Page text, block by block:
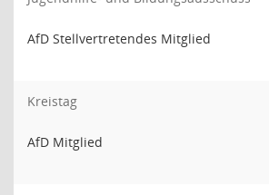
AfD Stellvertretendes Mitglied
Kreistag
AfD Mitglied